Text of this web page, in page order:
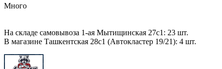
Много
На складе самовывоза 1-ая Мытищинская 27с1: 23 шт.
В магазине Ташкентская 28с1 (Автокластер 19/21): 4 шт.